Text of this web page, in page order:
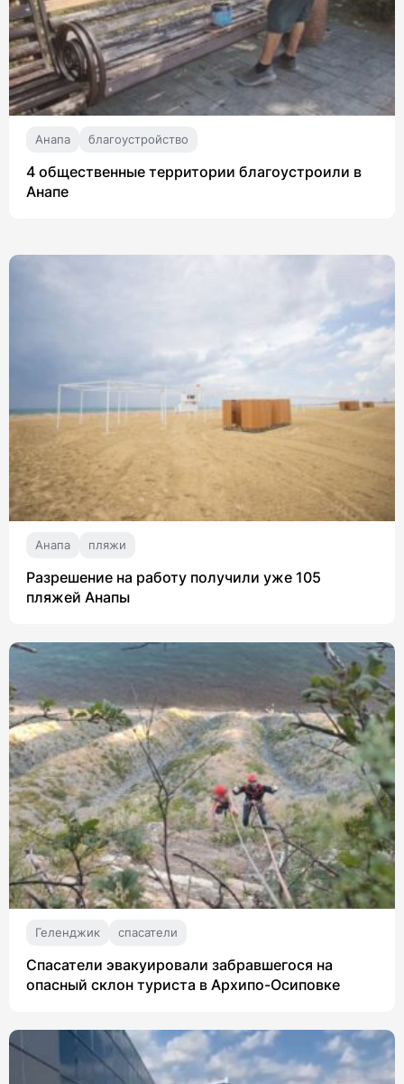
Анапа благоустройство
4 общественные территории благоустроили в
Анапе
Анапа пляжи
Разрешение на работу получили уже 105
пляжей Анапы
Геленджик спасатели
Спасатели эвакуировали забравшегося на
опасный склон туриста в Архипо-Осиповке